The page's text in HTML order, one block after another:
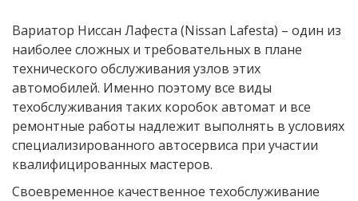
Вариатор Ниссан Лафеста (Nissan Lafesta) – один из
наиболее сложных и требовательных в плане
технического обслуживания узлов этих
автомобилей. Именно поэтому все виды
техобслуживания таких коробок автомат и все
ремонтные работы надлежит выполнять в условиях
специализированного автосервиса при участии
квалифицированных мастеров.
Своевременное качественное техобслуживание